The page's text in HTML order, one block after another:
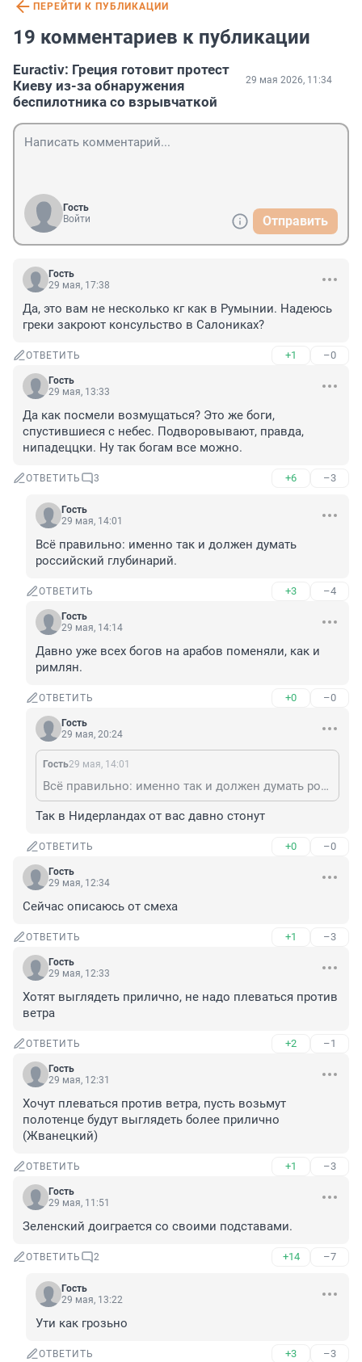
ПЕРЕЙТИ К ПУБЛИКАЦИИ
19 комментариев к публикации
Euractiv: Греция готовит протест
Киеву из-за обнаружения
беспилотника со взрывчаткой
29 мая 2026, 11:34
Гость
Войти
Отправить
Гость
29 мая, 17:38
Да, это вам не несколько кг как в Румынии. Надеюсь
греки закроют консульство в Салониках?
ОТВЕТИТЬ +1 –0
Гость
29 мая, 13:33
Да как посмели возмущаться? Это же боги,
спустившиеся с небес. Подворовывают, правда,
нипадеццки. Ну так богам все можно.
ОТВЕТИТЬ 3 +6 –3
Гость
29 мая, 14:01
Всё правильно: именно так и должен думать
российский глубинарий.
ОТВЕТИТЬ +3 –4
Гость
29 мая, 14:14
Давно уже всех богов на арабов поменяли, как и
римлян.
ОТВЕТИТЬ +0 –0
Гость
29 мая, 20:24
Гость29 мая, 14:01
Всё правильно: именно так и должен думать российский глубинарий.
Так в Нидерландах от вас давно стонут
ОТВЕТИТЬ +0 –0
Гость
29 мая, 12:34
Сейчас описаюсь от смеха
ОТВЕТИТЬ +1 –3
Гость
29 мая, 12:33
Хотят выглядеть прилично, не надо плеваться против
ветра
ОТВЕТИТЬ +2 –1
Гость
29 мая, 12:31
Хочут плеваться против ветра, пусть возьмут
полотенце будут выглядеть более прилично
(Жванецкий)
ОТВЕТИТЬ +1 –3
Гость
29 мая, 11:51
Зеленский доиграется со своими подставами.
ОТВЕТИТЬ 2 +14 –7
Гость
29 мая, 13:22
Ути как грозьно
ОТВЕТИТЬ +3 –3